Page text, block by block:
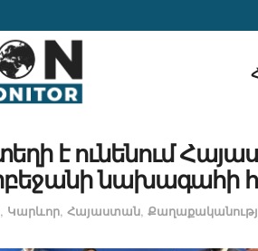
է ունենում
նախագահի
, Կարևոր, Հայաստան,